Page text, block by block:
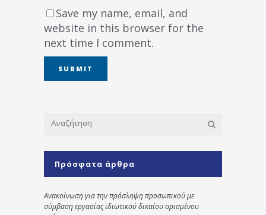
Save my name, email, and
website in this browser for the
next time I comment.
Πρόσφατα άρθρα
Ανακοίνωση για την πρόσληψη προσωπικού με
σύμβαση εργασίας ιδιωτικού δικαίου ορισμένου